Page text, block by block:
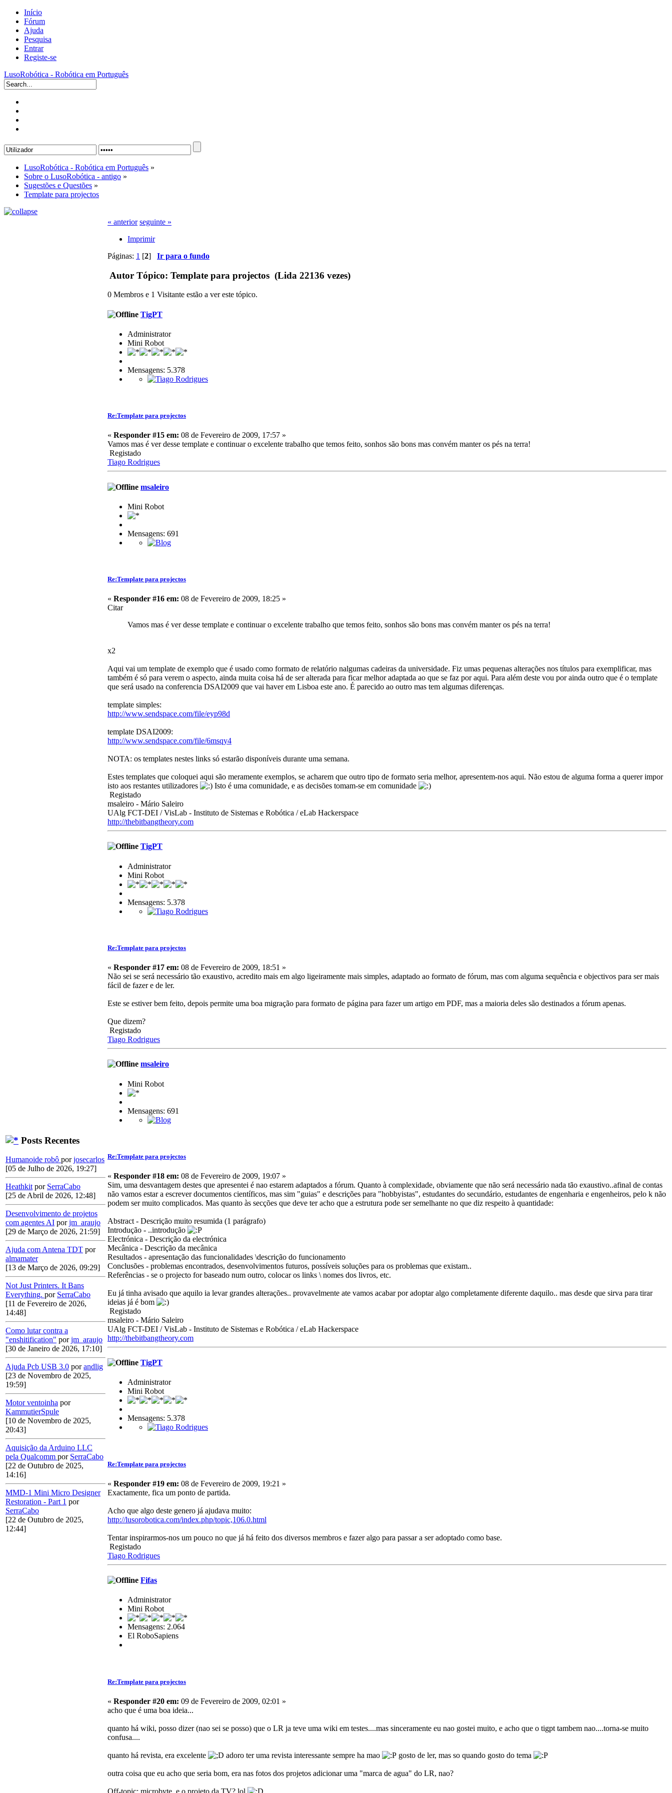
Início
Fórum
Ajuda
Pesquisa
Entrar
Registe-se
LusoRobótica - Robótica em Português
LusoRobótica - Robótica em Português »
Sobre o LusoRobótica - antigo »
Sugestões e Questões »
Template para projectos
Posts Recentes
Humanoide robô porjosecarlos
[05 de Julho de 2026, 19:27]
Heathkit por SerraCabo
[25 de Abril de 2026, 12:48]
Desenvolvimento de projetos
com agentes AI porjm_araujo
[29 de Março de 2026, 21:59]
Ajuda com Antena TDT por
almamater
[13 de Março de 2026, 09:29]
Not Just Printers. It Bans
Everything. por SerraCabo
[11 de Fevereiro de 2026,
14:48]
Como lutar contra a
"enshitification" porjm_araujo
[30 de Janeiro de 2026, 17:10]
Ajuda Pcb USB 3.0 porandlig
[23 de Novembro de 2025,
19:59]
Motor ventoinha por
KammutierSpule
[10 de Novembro de 2025,
20:43]
Aquisição da Arduino LLC
pela Qualcomm por SerraCabo
[22 de Outubro de 2025,
14:16]
MMD-1 Mini Micro Designer
Restoration - Part 1 por
SerraCabo
[22 de Outubro de 2025,
12:44]
« anterior seguinte »
Imprimir
Páginas: 1 [2] Ir para o fundo
Autor Tópico: Template para projectos (Lida 22136 vezes)
0 Membros e 1 Visitante estão a ver este tópico.
TigPT
Administrator
Mini Robot
Mensagens: 5.378
Re:Template para projectos
« Responder #15 em: 08 de Fevereiro de 2009, 17:57 »
Vamos mas é ver desse template e continuar o excelente trabalho que temos feito, sonhos são bons mas convém manter os pés na terra!
Registado
Tiago Rodrigues
msaleiro
Mini Robot
Mensagens: 691
Re:Template para projectos
« Responder #16 em: 08 de Fevereiro de 2009, 18:25 »
Citar
Vamos mas é ver desse template e continuar o excelente trabalho que temos feito, sonhos são bons mas convém manter os pés na terra!
x2
Aqui vai um template de exemplo que é usado como formato de relatório nalgumas cadeiras da universidade. Fiz umas pequenas alterações nos títulos para exemplificar, mas
também é só para verem o aspecto, ainda muita coisa há de ser alterada para ficar melhor adaptada ao que se faz por aqui. Para além deste vou por ainda outro que é o template
que será usado na conferencia DSAI2009 que vai haver em Lisboa este ano. É parecido ao outro mas tem algumas diferenças.
template simples:
http://www.sendspace.com/file/eyp98d
template DSAI2009:
http://www.sendspace.com/file/6msqy4
NOTA: os templates nestes links só estarão disponíveis durante uma semana.
Estes templates que coloquei aqui são meramente exemplos, se acharem que outro tipo de formato seria melhor, apresentem-nos aqui. Não estou de alguma forma a querer impor
isto aos restantes utilizadores
Isto é uma comunidade, e as decisões tomam-se em comunidade
Registado
msaleiro - Mário Saleiro
UAlg FCT-DEI / VisLab - Instituto de Sistemas e Robótica / eLab Hackerspace
http://thebitbangtheory.com
TigPT
Administrator
Mini Robot
Mensagens: 5.378
Re:Template para projectos
« Responder #17 em: 08 de Fevereiro de 2009, 18:51 »
Não sei se será necessário tão exaustivo, acredito mais em algo ligeiramente mais simples, adaptado ao formato de fórum, mas com alguma sequência e objectivos para ser mais
fácil de fazer e de ler.
Este se estiver bem feito, depois permite uma boa migração para formato de página para fazer um artigo em PDF, mas a maioria deles são destinados a fórum apenas.
Que dizem?
Registado
Tiago Rodrigues
msaleiro
Mini Robot
Mensagens: 691
Re:Template para projectos
« Responder #18 em: 08 de Fevereiro de 2009, 19:07 »
Sim, uma desvantagem destes que apresentei é nao estarem adaptados a fórum. Quanto à complexidade, obviamente que não será necessário nada tão exaustivo..afinal de contas
não vamos estar a escrever documentos científicos, mas sim "guias" e descrições para "hobbyistas", estudantes do secundário, estudantes de engenharia e engenheiros, pelo k não
podem ser muito complicados. Mas quanto às secções que deve ter acho que a estrutura pode ser semelhante no que diz respeito à quantidade:
Abstract - Descrição muito resumida (1 parágrafo)
Introdução - ..introdução
Electrónica - Descrição da electrónica
Mecânica - Descrição da mecânica
Resultados - apresentação das funcionalidades \descrição do funcionamento
Conclusões - problemas encontrados, desenvolvimentos futuros, possíveis soluções para os problemas que existam..
Referências - se o projecto for baseado num outro, colocar os links \ nomes dos livros, etc.
Eu já tinha avisado que aquilo ia levar grandes alterações.. provavelmente ate vamos acabar por adoptar algo completamente diferente daquilo.. mas desde que sirva para tirar
ideias já é bom
Registado
msaleiro - Mário Saleiro
UAlg FCT-DEI / VisLab - Instituto de Sistemas e Robótica / eLab Hackerspace
http://thebitbangtheory.com
TigPT
Administrator
Mini Robot
Mensagens: 5.378
Re:Template para projectos
« Responder #19 em: 08 de Fevereiro de 2009, 19:21 »
Exactamente, fica um ponto de partida.
Acho que algo deste genero já ajudava muito:
http://lusorobotica.com/index.php/topic,106.0.html
Tentar inspirarmos-nos um pouco no que já há feito dos diversos membros e fazer algo para passar a ser adoptado como base.
Registado
Tiago Rodrigues
Fifas
Administrator
Mini Robot
Mensagens: 2.064
El RoboSapiens
Re:Template para projectos
« Responder #20 em: 09 de Fevereiro de 2009, 02:01 »
acho que é uma boa ideia...
quanto há wiki, posso dizer (nao sei se posso) que o LR ja teve uma wiki em testes....mas sinceramente eu nao gostei muito, e acho que o tigpt tambem nao....torna-se muito
confusa....
quanto há revista, era excelente adoro ter uma revista interessante sempre ha mao gosto de ler, mas so quando gosto do tema
outra coisa que eu acho que seria bom, era nas fotos dos projetos adicionar uma "marca de agua" do LR, nao?
Off-topic: microbyte, e o projeto da TV? lol